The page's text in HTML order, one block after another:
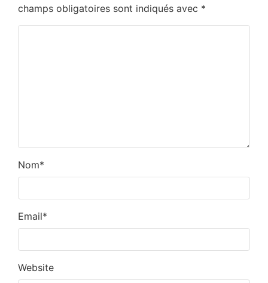
champs obligatoires sont indiqués avec *
Nom*
Email*
Website